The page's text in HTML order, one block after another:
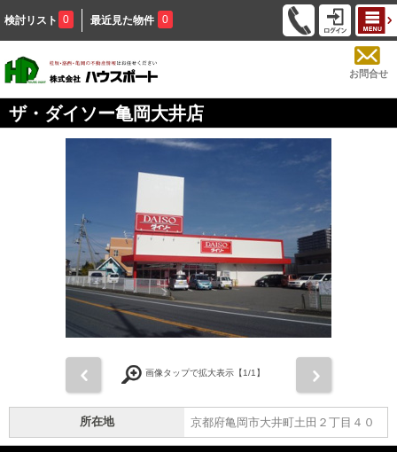
検討リスト 0 最近見た物件 0
お問合せ
ザ・ダイソー亀岡大井店
画像タップで拡大表示【1/1】
所在地 京都府亀岡市大井町土田２丁目４０